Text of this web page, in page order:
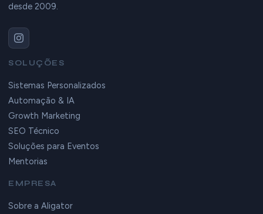
desde 2009.
SOLUÇÕES
Sistemas Personalizados
Automação & IA
Growth Marketing
SEO Técnico
Soluções para Eventos
Mentorias
EMPRESA
Sobre a Aligator